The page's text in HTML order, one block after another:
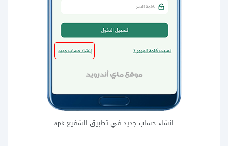
انشاء حساب جديد في تطبيق الشفيع apk